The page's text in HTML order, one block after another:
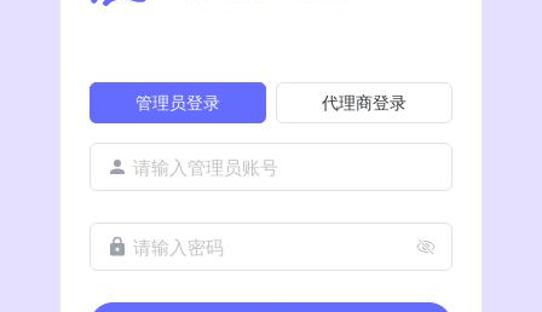
管理员登录 代理商登录
请输入管理员账号
请输入密码